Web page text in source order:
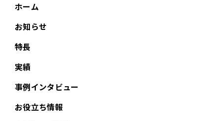
ホーム
お知らせ
特長
実績
事例インタビュー
お役立ち情報